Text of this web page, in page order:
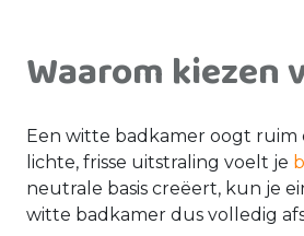
Waarom kiezen
Een witte badkamer oogt ruim
lichte, frisse uitstraling voelt je
neutrale basis creëert, kun je
witte badkamer dus volledig